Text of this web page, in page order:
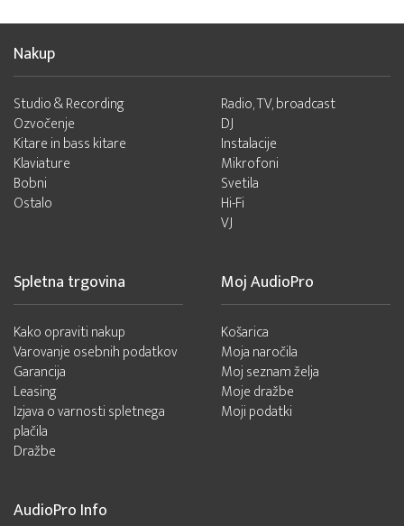
Nakup
Studio & Recording
Ozvočenje
Kitare in bass kitare
Klaviature
Bobni
Ostalo
Radio, TV, broadcast
DJ
Instalacije
Mikrofoni
Svetila
Hi-Fi
VJ
Spletna trgovina
Kako opraviti nakup
Varovanje osebnih podatkov
Garancija
Leasing
Izjava o varnosti spletnega
plačila
Dražbe
Moj AudioPro
Košarica
Moja naročila
Moj seznam želja
Moje dražbe
Moji podatki
AudioPro Info